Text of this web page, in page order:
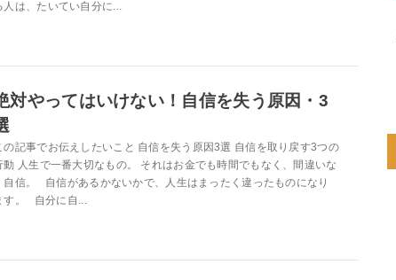
人は、たいてい自分に...
対やってはいけない！自信を失う原因・3
の記事でお伝えしたいこと 自信を失う原因3選 自信を取り戻す3つの
動 人生で一番大切なもの。 それはお金でも時間でもなく、間違いな
自信。 自信があるかないかで、人生はまったく違ったものになり
す。 自分に自...